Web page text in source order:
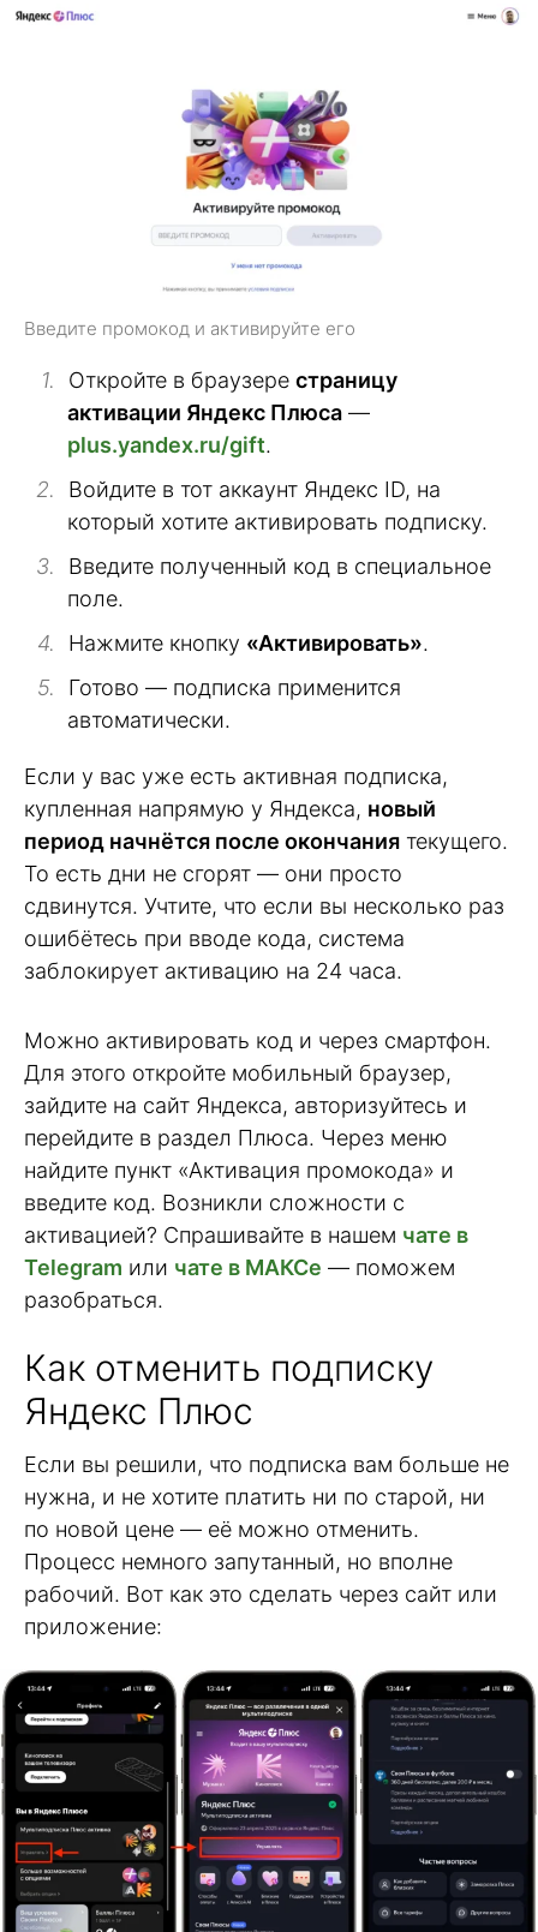
Введите промокод и активируйте его
Откройте в браузере страницу
активации Яндекс Плюса —
plus.yandex.ru/gift.
Войдите в тот аккаунт Яндекс ID, на
который хотите активировать подписку.
Введите полученный код в специальное
поле.
Нажмите кнопку «Активировать».
Готово — подписка применится
автоматически.
Если у вас уже есть активная подписка,
купленная напрямую у Яндекса, новый
период начнётся после окончания текущего.
То есть дни не сгорят — они просто
сдвинутся. Учтите, что если вы несколько раз
ошибётесь при вводе кода, система
заблокирует активацию на 24 часа.
Можно активировать код и через смартфон.
Для этого откройте мобильный браузер,
зайдите на сайт Яндекса, авторизуйтесь и
перейдите в раздел Плюса. Через меню
найдите пункт «Активация промокода» и
введите код. Возникли сложности с
активацией? Спрашивайте в нашем чате в
Telegram или чате в МАКСе — поможем
разобраться.
Как отменить подписку
Яндекс Плюс
Если вы решили, что подписка вам больше не
нужна, и не хотите платить ни по старой, ни
по новой цене — её можно отменить.
Процесс немного запутанный, но вполне
рабочий. Вот как это сделать через сайт или
приложение: